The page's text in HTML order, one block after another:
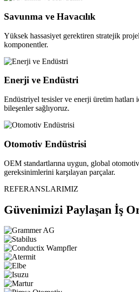
Savunma ve Havacılık
Yüksek hassasiyet gerektiren stratejik
komponentler.
Enerji ve Endüstri
Endüstriyel tesisler ve enerji üretim hatları
bileşenler sağlıyoruz.
Otomotiv Endüstrisi
OEM standartlarına uygun, global
gereksinimlerini karşılayan parçalar.
REFERANSLARIMIZ
Güvenimizi Paylaşan İş